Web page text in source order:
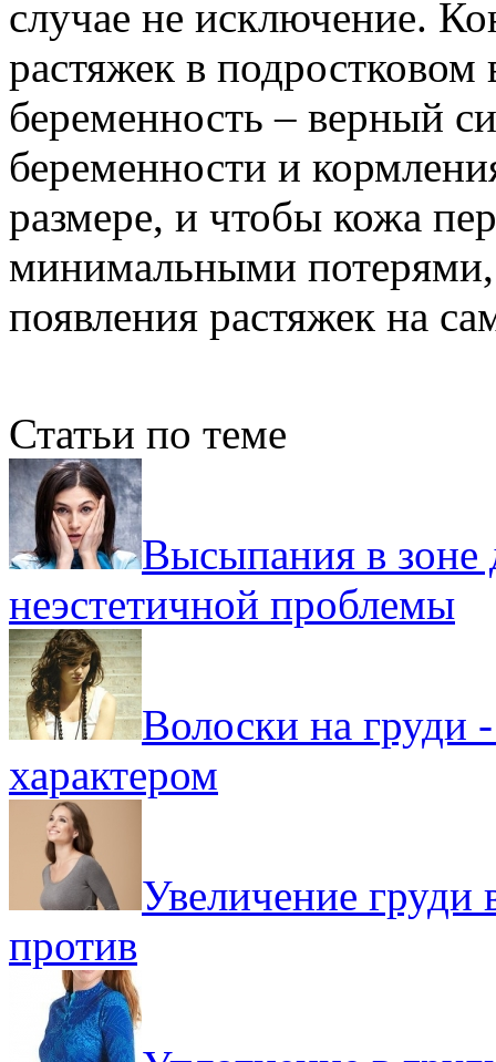
случае не исключение.
растяжек в подростковом
беременность – верный
беременности и
размере, и чтобы кожа
минимальными
появления растяжек на
Статьи по теме
Высыпания в зоне
неэстетичной проблемы
Волоски на груди
характером
Увеличение груди
против